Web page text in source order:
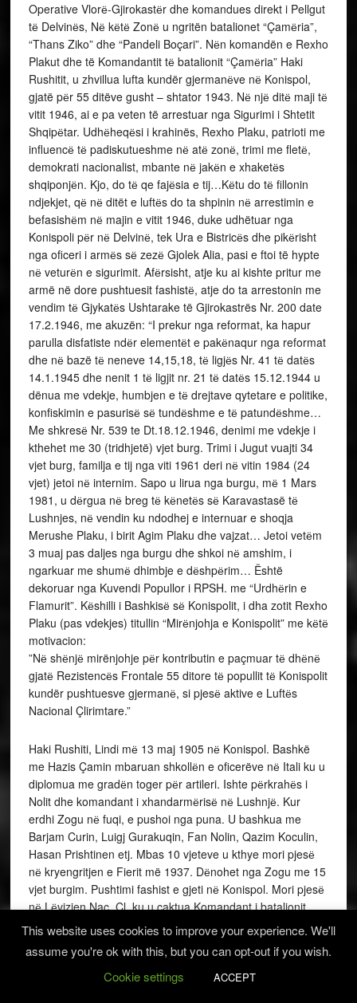
Operative Vlorё-Gjirokastёr dhe komandues direkt i Pellgut
tё Delvinёs, Nё kёtё Zonё u ngritën batalionet “Çamёria”,
“Thans Ziko” dhe “Pandeli Boçari”. Nёn komandën e Rexho
Plakut dhe të Komandantit tё batalionit “Çamёria” Haki
Rushitit, u zhvillua lufta kundër gjermanёve nё Konispol,
gjatë pёr 55 ditëve gusht – shtator 1943. Nё njё ditё maji tё
vitit 1946, ai e pa veten të arrestuar nga Sigurimi i Shtetit
Shqipёtar. Udhёheqёsi i krahinës, Rexho Plaku, patrioti me
influencё tё padiskutueshme nё atё zonё, trimi me fletё,
demokrati nacionalist, mbante nё jakёn e xhaketёs
shqiponjёn. Kjo, do tё qe fajёsia e tij…Kёtu do tё fillonin
ndjekjet, qё nё ditët e luftёs do ta shpinin nё arrestimin e
befasishёm nё majin e vitit 1946, duke udhëtuar nga
Konispoli pёr nё Delvinё, tek Ura e Bistricёs dhe pikёrisht
nga oficeri i armёs sё zezё Gjolek Alia, pasi e ftoi të hypte
nё veturёn e sigurimit. Afёrsisht, atje ku ai kishte pritur me
armë në dore pushtuesit fashistё, atje do ta arrestonin me
vendim tё Gjykatёs Ushtarake të Gjirokastrës Nr. 200 date
17.2.1946, me akuzën: “I prekur nga reformat, ka hapur
parulla disfatiste ndёr elementёt e pakёnaqur nga reformat
dhe nё bazë tё neneve 14,15,18, tё ligjёs Nr. 41 tё datёs
14.1.1945 dhe nenit 1 tё ligjit nr. 21 tё datёs 15.12.1944 u
dënua me vdekje, humbjen e tё drejtave qytetare e politike,
konfiskimin e pasurisё sё tundёshme e tё patundёshme…
Me shkresё Nr. 539 te Dt.18.12.1946, denimi me vdekje i
kthehet me 30 (tridhjetë) vjet burg. Trimi i Jugut vuajti 34
vjet burg, familja e tij nga viti 1961 deri nё vitin 1984 (24
vjet) jetoi nё internim. Sapo u lirua nga burgu, mё 1 Mars
1981, u dёrgua nё breg tё kёnetёs sё Karavastasë tё
Lushnjes, nё vendin ku ndodhej e internuar e shoqja
Merushe Plaku, i birit Agim Plaku dhe vajzat… Jetoi vetёm
3 muaj pas daljes nga burgu dhe shkoi nё amshim, i
ngarkuar me shumё dhimbje e dёshpёrim… Është
dekoruar nga Kuvendi Popullor i RPSH. me “Urdhёrin e
Flamurit”. Kёshilli i Bashkisё sё Konispolit, i dha zotit Rexho
Plaku (pas vdekjes) titullin “Mirёnjohja e Konispolit” me kёtё
motivacion:
”Nё shёnjё mirënjohje pёr kontributin e paçmuar tё dhёnё
gjatё Rezistencёs Frontale 55 ditore tё popullit tё Konispolit
kundër pushtuesve gjermanё, si pjesё aktive e Luftёs
Nacional Çlirimtare.”
Haki Rushiti, Lindi mё 13 maj 1905 nё Konispol. Bashkë
me Hazis Çamin mbaruan shkollёn e oficerëve nё Itali ku u
diplomua me gradёn toger pёr artileri. Ishte pёrkrahёs i
Nolit dhe komandant i xhandarmёrisё nё Lushnjё. Kur
erdhi Zogu nё fuqi, e pushoi nga puna. U bashkua me
Barjam Curin, Luigj Gurakuqin, Fan Nolin, Qazim Koculin,
Hasan Prishtinen etj. Mbas 10 vjeteve u kthye mori pjesё
nё kryengritjen e Fierit më 1937. Dёnohet nga Zogu me 15
vjet burgim. Pushtimi fashist e gjeti nё Konispol. Mori pjesё
nё Lёvizjen Nac. Çl. ku u caktua Komandant i batalionit
“Çamёria”, me 2 shkurt 1943. Mori pjesё nё njё seri
luftimesh dhe sidomos nё luftёn 55 ditore kundra
gjermanёve, duke mbrojtur Konispolin dhe kufirin jugor,
nga 5 gushti deri mё 30 shtator 1943. Kundёrshtoi urdhёrin
This website uses cookies to improve your experience. We'll
assume you're ok with this, but you can opt-out if you wish.
Cookie settings
ACCEPT